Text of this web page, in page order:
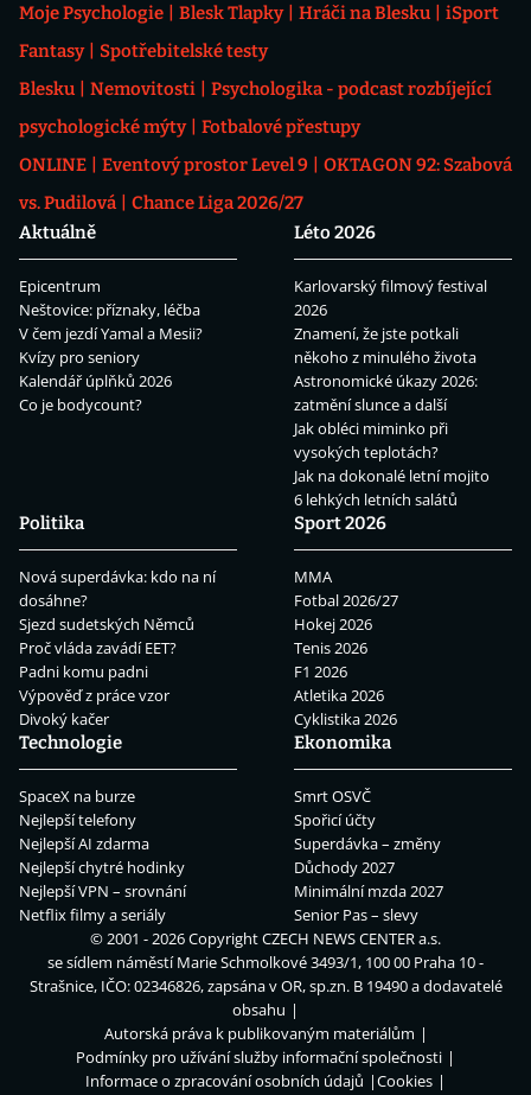
Moje Psychologie Blesk Tlapky Hráči na Blesku
iSport
Fantasy
Spotřebitelské testy
Blesku
Nemovitosti
Psychologika - podcast rozbíjející
psychologické mýty
Fotbalové přestupy
ONLINE
Eventový prostor Level 9
OKTAGON 92: Szabová
vs. Pudilová
Chance Liga 2026/27
Aktuálně
Epicentrum
Neštovice: příznaky, léčba
V čem jezdí Yamal a Mesii?
Kvízy pro seniory
Kalendář úplňků 2026
Co je bodycount?
Léto 2026
Karlovarský filmový festival
2026
Znamení, že jste potkali
někoho z minulého života
Astronomické úkazy 2026:
zatmění slunce a další
Jak obléci miminko při
vysokých teplotách?
Jak na dokonalé letní mojito
6 lehkých letních salátů
Politika
Nová superdávka: kdo na ní
dosáhne?
Sjezd sudetských Němců
Proč vláda zavádí EET?
Padni komu padni
Výpověď z práce vzor
Divoký kačer
Sport 2026
MMA
Fotbal 2026/27
Hokej 2026
Tenis 2026
F1 2026
Atletika 2026
Cyklistika 2026
Technologie
SpaceX na burze
Nejlepší telefony
Nejlepší AI zdarma
Nejlepší chytré hodinky
Nejlepší VPN – srovnání
Netflix filmy a seriály
Ekonomika
Smrt OSVČ
Spořicí účty
Superdávka – změny
Důchody 2027
Minimální mzda 2027
Senior Pas – slevy
© 2001 - 2026 CopyrightCZECH NEWS CENTER a.s.
se sídlem náměstí Marie Schmolkové 3493/1, 100 00 Praha 10 -
Strašnice, IČO: 02346826, zapsána v OR, sp.zn. B 19490 a dodavatelé
obsahu
Autorská práva k publikovaným materiálům
Podmínky pro užívání služby informační společnosti
Informace o zpracování osobních údajů
Cookies